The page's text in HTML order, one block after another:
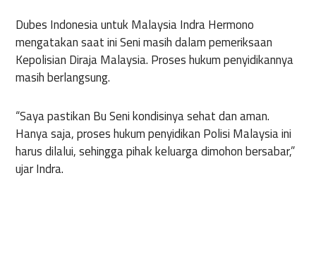
Dubes Indonesia untuk Malaysia Indra Hermono
mengatakan saat ini Seni masih dalam pemeriksaan
Kepolisian Diraja Malaysia. Proses hukum penyidikannya
masih berlangsung.
“Saya pastikan Bu Seni kondisinya sehat dan aman.
Hanya saja, proses hukum penyidikan Polisi Malaysia ini
harus dilalui, sehingga pihak keluarga dimohon bersabar,”
ujar Indra.